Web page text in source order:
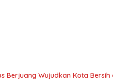
Berjuang Wujudkan Kota